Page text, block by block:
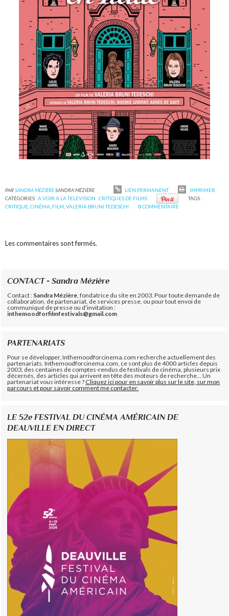
PARSANDRA MÉZIÈRESANDRA MÉZIÈRE LIEN PERMANENT
IMPRIMER
CATÉGORIES :A VOIR A LA TELEVISION : CRITIQUES DE FILMS
TAGS :
CRITIQUE ,CINÉMA FILM ,VALERIA BRUNI TEDESCHI 0COMMENTAIRE
Les commentaires sont fermés.
CONTACT - Sandra Mézière
Contact : Sandra Mézière , fondatrice du site en 2003. Pour toute demande de
collaboration, de partenariat, de services presse, ou pour tout envoi de
communiqué de presse ou d'invitation :
inthemoodforfilmfestivals@gmail.com
PARTENARIATS
Pour se développer, Inthemoodforcinema.com recherche actuellement des
partenariats. Inthemoodforcinema.com, ce sont plus de 4000 articles depuis
2003, des centaines de comptes-rendus de festivals de cinéma, plusieurs prix
décernés, des articles qui arrivent en tête des moteurs de recherche... Un
partenariat vous intéresse ?Cliquez ici pour en savoir plus sur le site, sur mon
parcours et pour savoir comment me contacter.
LE 52e FESTIVAL DU CINÉMA AMÉRICAIN DE
DEAUVILLE EN DIRECT